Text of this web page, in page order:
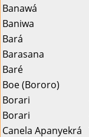
Banawá
Baniwa
Bará
Barasana
Baré
Boe (Bororo)
Borari
Borari
Canela Apanyekrá